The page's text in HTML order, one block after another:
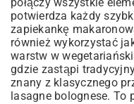
potwierdza każdy
zapiekankę
również wykorzystać
warstw w
gdzie zastąpi
znany z klasycznego
lasagne bolognese. To